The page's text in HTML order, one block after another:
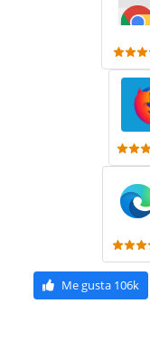
Me gusta106k